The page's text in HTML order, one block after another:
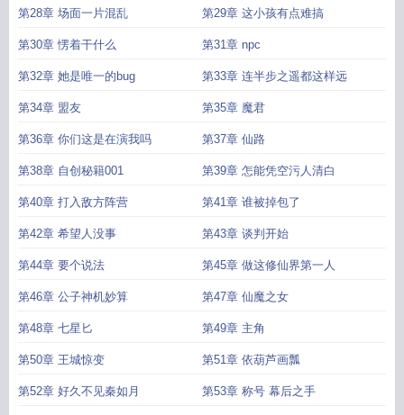
第28章 场面一片混乱 第29章 这小孩有点难搞
第30章 愣着干什么 第31章 npc
第32章 她是唯一的bug 第33章 连半步之遥都这样远
第34章 盟友 第35章 魔君
第36章 你们这是在演我吗 第37章 仙路
第38章 自创秘籍001 第39章 怎能凭空污人清白
第40章 打入敌方阵营 第41章 谁被掉包了
第42章 希望人没事 第43章 谈判开始
第44章 要个说法 第45章 做这修仙界第一人
第46章 公子神机妙算 第47章 仙魔之女
第48章 七星匕 第49章 主角
第50章 王城惊变 第51章 依葫芦画瓢
第52章 好久不见秦如月 第53章 称号 幕后之手